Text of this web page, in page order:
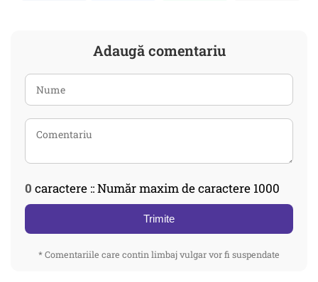
Adaugă comentariu
0 caractere :: Număr maxim de caractere 1000
Trimite
* Comentariile care contin limbaj vulgar vor fi suspendate